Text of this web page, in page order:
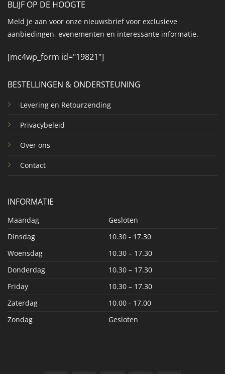
BESTELLINGEN & ONDERSTEUNING
Levering en Retourzending
Privacybeleid
Over ons
Contact
INFORMATIE
Maandag
Gesloten
Dinsdag
10.30 - 17.30
Woensdag
10.30 – 17.30
Donderdag
10.30 – 17.30
Friday
10.30 – 17.30
Zaterdag
10.00 - 17.00
Zondag
Gesloten
BLIJF OP DE HOOGTE
Meld je aan voor onze nieuwsbrief voor exclusieve
aanbiedingen, evenementen en interessante informatie.
[mc4wp_form id="19821"]